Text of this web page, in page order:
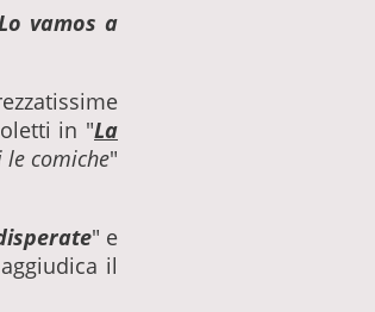
vamos a
in "La
le comiche"
" e
il